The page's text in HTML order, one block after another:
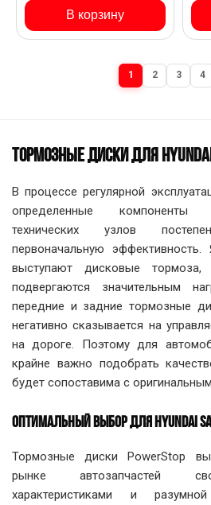
В корзину
1 2 3 4
ТОРМОЗНЫЕ ДИСКИ ДЛЯ HYUNDAI
В процессе регулярной
определенные компоненты
технических узлов
первоначальную
выступают дисковые
подвергаются значительным
передние и задние тормозные
негативно сказывается на
на дороге. Поэтому для
крайне важно подобрать
будет сопоставима с
ОПТИМАЛЬНЫЙ ВЫБОР ДЛЯ HYUNDAI
Тормозные диски PowerStop
рынке автозапчастей
характеристиками и